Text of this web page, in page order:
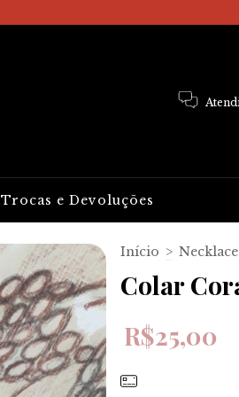
Trocas e Devoluções
Início >
Colar
R$25,00